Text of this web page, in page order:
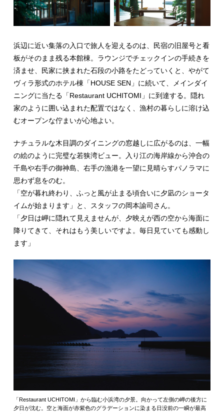
浜辺に近い集落の入口で旅人を迎えるのは、民宿の旧屋号と看
板がそのまま残る本館棟。ラウンジでチェックインの手続きを
済ませ、民家に挟まれた石段の小路をたどっていくと、やがて
ヴィラ形式のホテル棟「HOUSE SEN」に続いて、メインダイ
ニングに当たる「Restaurant UCHITOMI」に到達する。隠れ
家のように囲い込まれた配置ではなく、漁村の暮らしに溶け込
むオープンな佇まいが心地よい。
ナチュラルな木目調のダイニングの窓越しに広がるのは、一幅
の絵のように完璧な若狭湾ビュー。入り江の海岸線から沖合の
千島や右手の御神島、右手の漁港を一望に見晴らすパノラマに
思わず息をのむ。
「空が暮れ終わり、ふっと風が止まる頃合いに夕凪のショータ
イムが始まります」と、スタッフの岡本諭司さん。
「夕日は岬に隠れて見えませんが、夕映えが西の空から海面に
降りてきて、それはもう美しいですよ。毎日見ていても感動し
ます」
「Restaurant UCHITOMI」から臨む小浜湾の夕景。向かって左側の岬の後方に
夕日が沈む。空と海面が赤紫色のグラデーションに染まる日没前の一瞬が最高